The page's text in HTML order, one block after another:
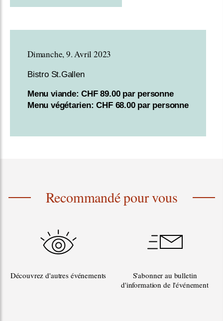
Dimanche, 9. Avril 2023
Bistro St.Gallen
Menu viande: CHF 89.00 par personne
Menu végétarien: CHF 68.00 par personne
Recommandé pour vous
Découvrez d'autres événements
S'abonner au bulletin
d'information de l'événement